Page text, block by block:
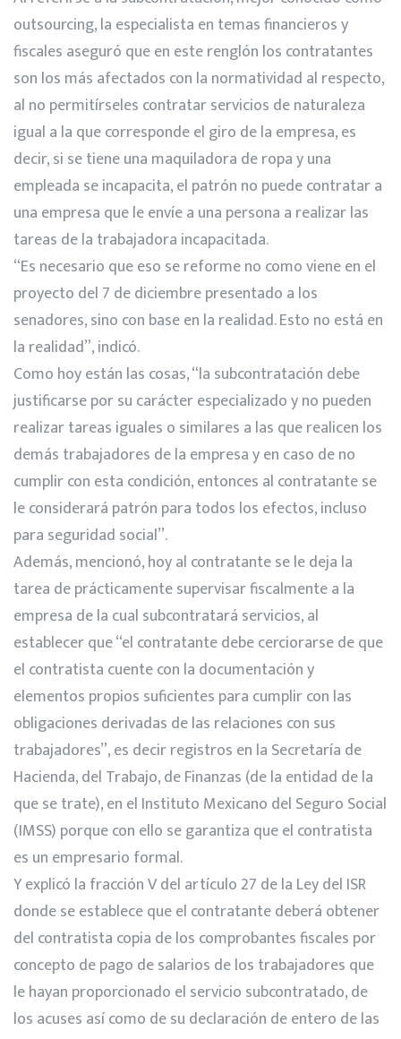
outsourcing, la especialista en temas financieros y
fiscales aseguró que en este renglón los contratantes
son los más afectados con la normatividad al respecto,
al no permitírseles contratar servicios de naturaleza
igual a la que corresponde el giro de la empresa, es
decir, si se tiene una maquiladora de ropa y una
empleada se incapacita, el patrón no puede contratar a
una empresa que le envíe a una persona a realizar las
tareas de la trabajadora incapacitada.
“Es necesario que eso se reforme no como viene en el
proyecto del 7 de diciembre presentado a los
senadores, sino con base en la realidad. Esto no está en
la realidad”, indicó.
Como hoy están las cosas, “la subcontratación debe
justificarse por su carácter especializado y no pueden
realizar tareas iguales o similares a las que realicen los
demás trabajadores de la empresa y en caso de no
cumplir con esta condición, entonces al contratante se
le considerará patrón para todos los efectos, incluso
para seguridad social”.
Además, mencionó, hoy al contratante se le deja la
tarea de prácticamente supervisar fiscalmente a la
empresa de la cual subcontratará servicios, al
establecer que “el contratante debe cerciorarse de que
el contratista cuente con la documentación y
elementos propios suficientes para cumplir con las
obligaciones derivadas de las relaciones con sus
trabajadores”, es decir registros en la Secretaría de
Hacienda, del Trabajo, de Finanzas (de la entidad de la
que se trate), en el Instituto Mexicano del Seguro Social
(IMSS) porque con ello se garantiza que el contratista
es un empresario formal.
Y explicó la fracción V del artículo 27 de la Ley del ISR
donde se establece que el contratante deberá obtener
del contratista copia de los comprobantes fiscales por
concepto de pago de salarios de los trabajadores que
le hayan proporcionado el servicio subcontratado, de
los acuses así como de su declaración de entero de las